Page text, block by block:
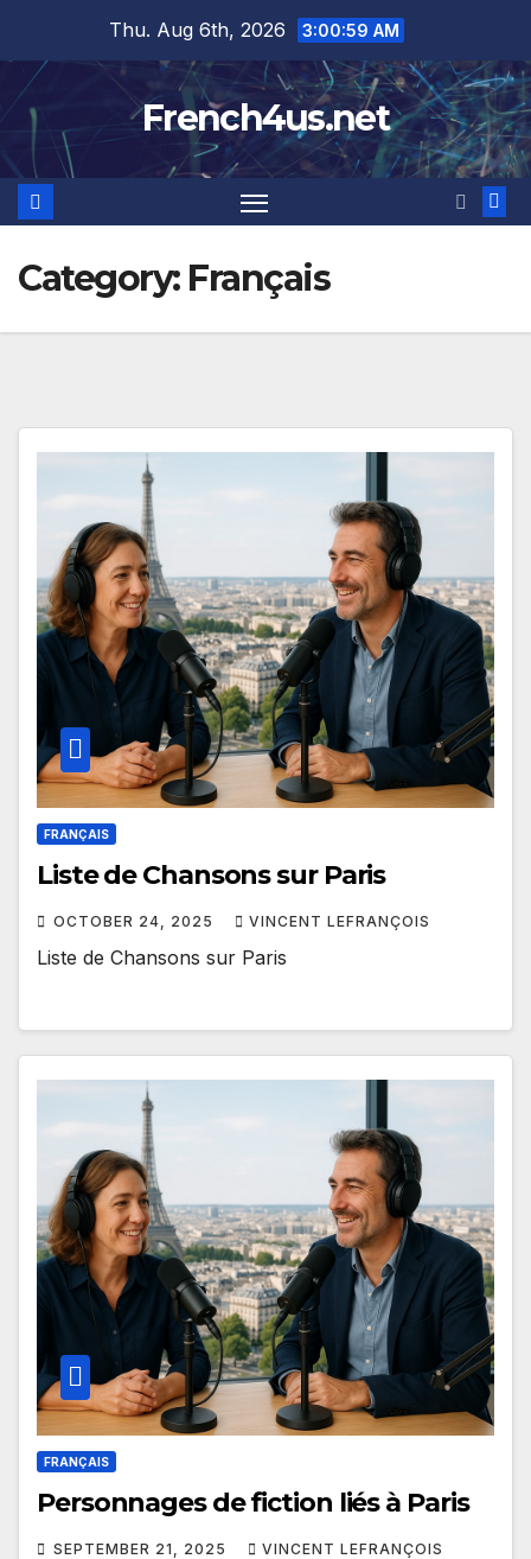
content
Thu. Aug 6th, 2026 3:01:00 AM
French4us.net
Category: Français
FRANÇAIS
Liste de Chansons sur Paris
OCTOBER 24, 2025 VINCENT LEFRANÇOIS
Liste de Chansons sur Paris
FRANÇAIS
Personnages de fiction liés à Paris
SEPTEMBER 21, 2025 VINCENT LEFRANÇOIS